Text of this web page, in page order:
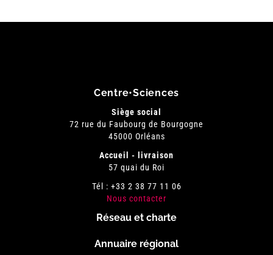
Centre•Sciences
Siège social
72 rue du Faubourg de Bourgogne
45000 Orléans
Accueil - livraison
57 quai du Roi
Tél : +33 2 38 77 11 06
Nous contacter
Réseau et charte
Annuaire régional